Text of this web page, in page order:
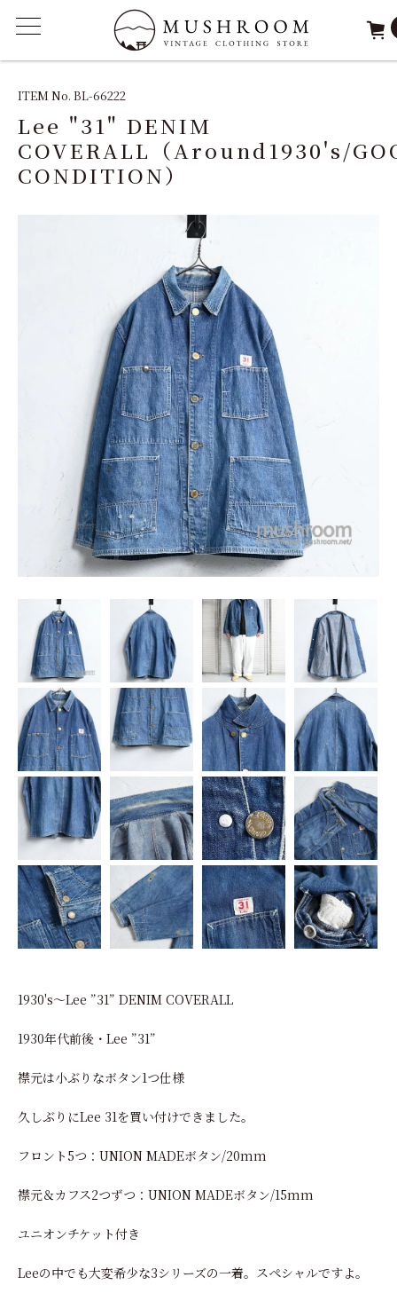
FEATURE
ARCHIVE
MY ACCOUNT
ITEM No. BL-66222
Lee "31" DENIM
COVERALL（Around1930's/
CONDITION）
1930's～Lee ”31” DENIM COVERALL
1930年代前後・Lee ”31”
襟元は小ぶりなボタン1つ仕様
久しぶりにLee 31を買い付けできました。
フロント5つ：UNION MADEボタン/20mm
襟元＆カフス2つずつ：UNION MADEボタン/15mm
ユニオンチケット付き
Leeの中でも大変希少な3シリーズの一着。スペシャルですよ。